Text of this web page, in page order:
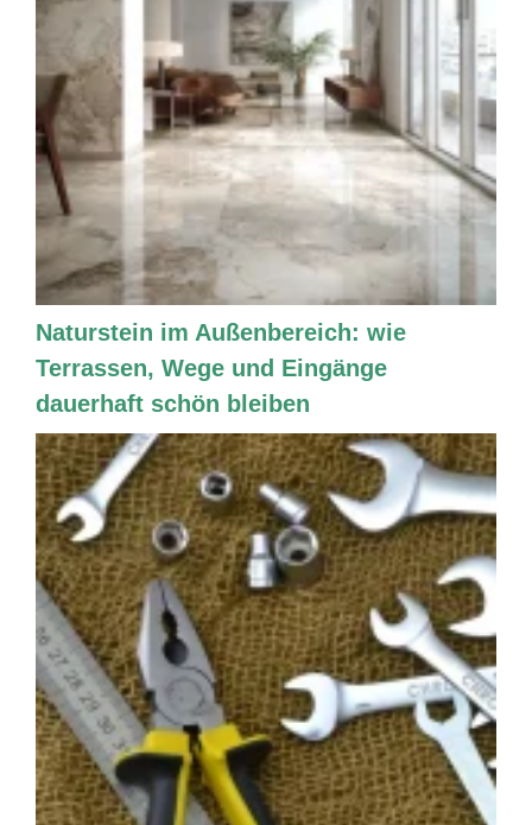
Naturstein im Außenbereich: wie
Terrassen, Wege und Eingänge
dauerhaft schön bleiben